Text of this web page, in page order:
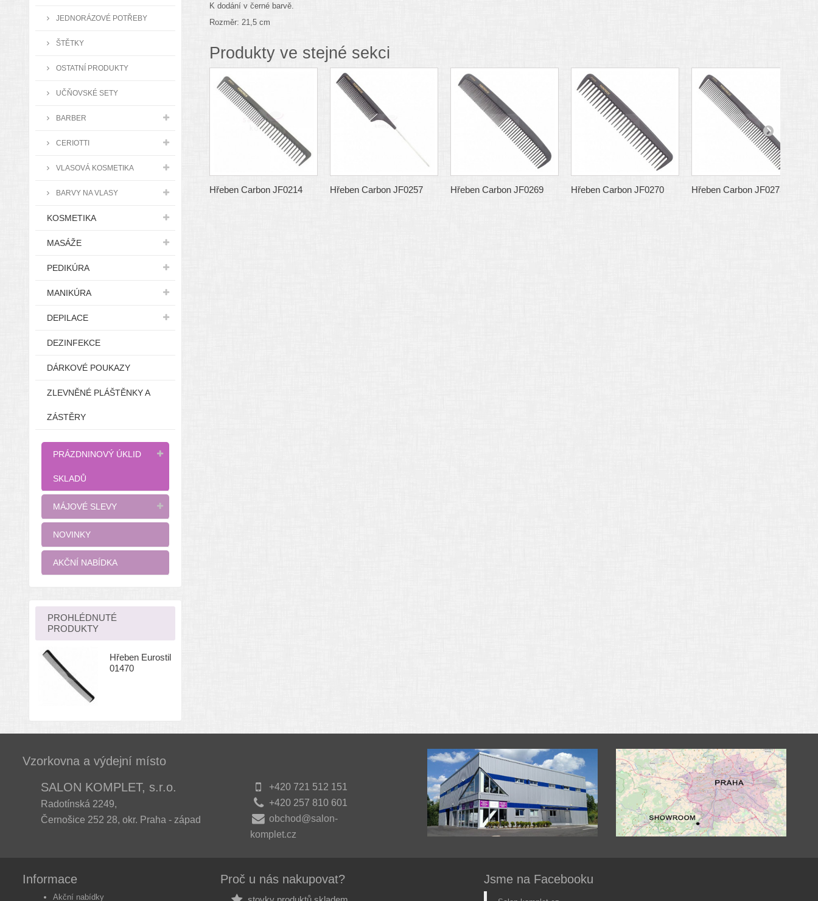
JEDNORÁZOVÉ POTŘEBY
ŠTĚTKY
OSTATNÍ PRODUKTY
UČŇOVSKÉ SETY
BARBER
CERIOTTI
VLASOVÁ KOSMETIKA
BARVY NA VLASY
KOSMETIKA
MASÁŽE
PEDIKÚRA
MANIKÚRA
DEPILACE
DEZINFEKCE
DÁRKOVÉ POUKAZY
ZLEVNĚNÉ PLÁŠTĚNKY A
ZÁSTĚRY
PRÁZDNINOVÝ ÚKLID
SKLADŮ
MÁJOVÉ SLEVY
NOVINKY
AKČNÍ NABÍDKA
PROHLÉDNUTÉ
PRODUKTY
Hřeben Eurostil
01470
K dodání v černé barvě.
Rozměr: 21,5 cm
Produkty ve stejné sekci
Hřeben Carbon JF0214 Hřeben Carbon JF0257 Hřeben Carbon JF0269 Hřeben Carbon JF0270 Hřeben Carbon JF0273
Vzorkovna a výdejní místo
SALON KOMPLET, s.r.o.
Radotínská 2249,
Černošice 252 28, okr. Praha - západ
+420 721 512 151
+420 257 810 601
obchod@salon-
komplet.cz
Informace
Akční nabídky
Proč u nás nakupovat? Jsme na Facebooku